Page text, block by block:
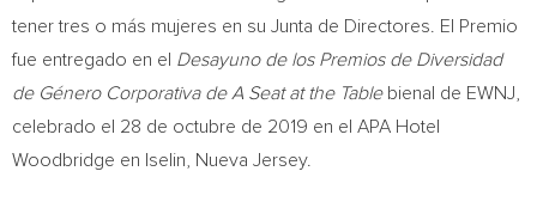
tener tres o más mujeres en su Junta de Directores. El Premio
fue entregado en el Desayuno de los Premios de Diversidad
de Género Corporativa de A Seat at the Table bienal de EWNJ,
celebrado el 28 de octubre de 2019 en el APA Hotel
Woodbridge en Iselin,
Nueva Jersey.